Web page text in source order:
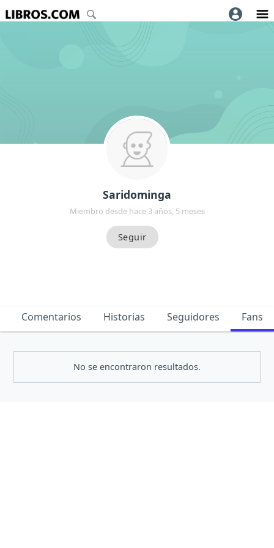
Saridominga
Miembro desde hace 3 años, 5 meses
Comentarios Historias Seguidores Fans
No se encontraron resultados.